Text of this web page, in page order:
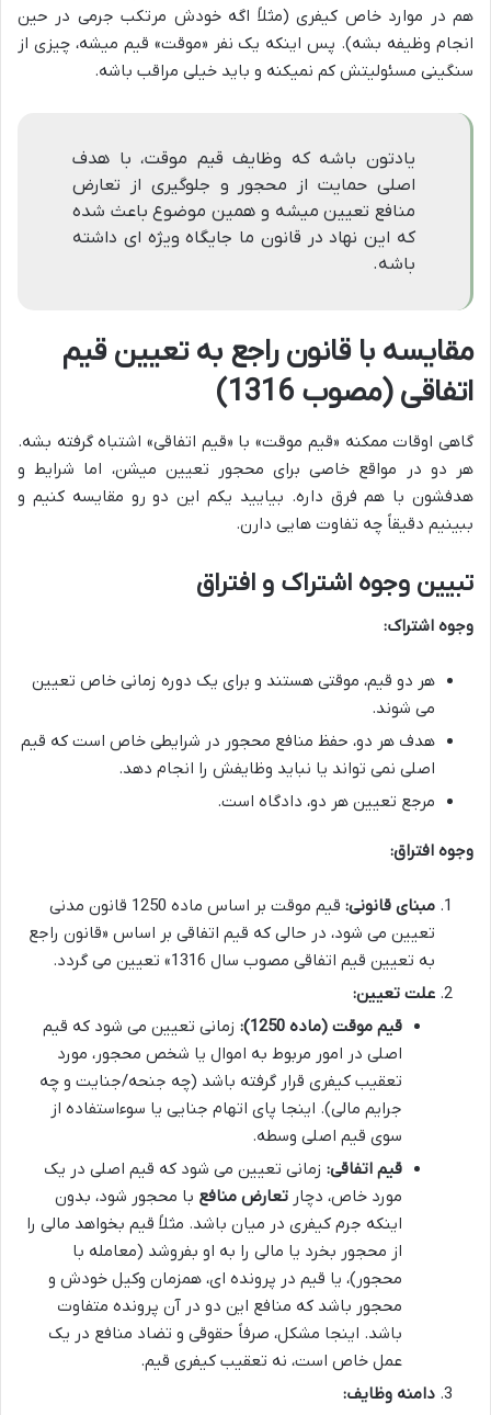
هم در موارد خاص کیفری (مثلاً اگه خودش مرتکب جرمی در حین
انجام وظیفه بشه). پس اینکه یک نفر «موقت» قیم میشه، چیزی از
سنگینی مسئولیتش کم نمیکنه و باید خیلی مراقب باشه.
یادتون باشه که وظایف قیم موقت، با هدف
اصلی حمایت از محجور و جلوگیری از تعارض
منافع تعیین میشه و همین موضوع باعث شده
که این نهاد در قانون ما جایگاه ویژه ای داشته
باشه.
مقایسه با قانون راجع به تعیین قیم
اتفاقی (مصوب 1316)
گاهی اوقات ممکنه «قیم موقت» با «قیم اتفاقی» اشتباه گرفته بشه.
هر دو در مواقع خاصی برای محجور تعیین میشن، اما شرایط و
هدفشون با هم فرق داره. بیایید یکم این دو رو مقایسه کنیم و
ببینیم دقیقاً چه تفاوت هایی دارن.
تبیین وجوه اشتراک و افتراق
وجوه اشتراک:
هر دو قیم، موقتی هستند و برای یک دوره زمانی خاص تعیین
می شوند.
هدف هر دو، حفظ منافع محجور در شرایطی خاص است که قیم
اصلی نمی تواند یا نباید وظایفش را انجام دهد.
مرجع تعیین هر دو، دادگاه است.
وجوه افتراق:
مبنای قانونی:
قیم موقت بر اساس ماده 1250 قانون مدنی
تعیین می شود، در حالی که قیم اتفاقی بر اساس «قانون راجع
به تعیین قیم اتفاقی مصوب سال 1316» تعیین می گردد.
علت تعیین:
قیم موقت (ماده 1250):
زمانی تعیین می شود که قیم
اصلی در امور مربوط به اموال یا شخص محجور، مورد
تعقیب کیفری قرار گرفته باشد (چه جنحه/جنایت و چه
جرایم مالی). اینجا پای اتهام جنایی یا سوءاستفاده از
سوی قیم اصلی وسطه.
قیم اتفاقی: زمانی تعیین می شود که قیم اصلی در یک
مورد خاص، دچار تعارض منافع با محجور شود، بدون
اینکه جرم کیفری در میان باشد. مثلاً قیم بخواهد مالی را
از محجور بخرد یا مالی را به او بفروشد (معامله با
محجور)، یا قیم در پرونده ای، همزمان وکیل خودش و
محجور باشد که منافع این دو در آن پرونده متفاوت
باشد. اینجا مشکل، صرفاً حقوقی و تضاد منافع در یک
عمل خاص است، نه تعقیب کیفری قیم.
دامنه وظایف: